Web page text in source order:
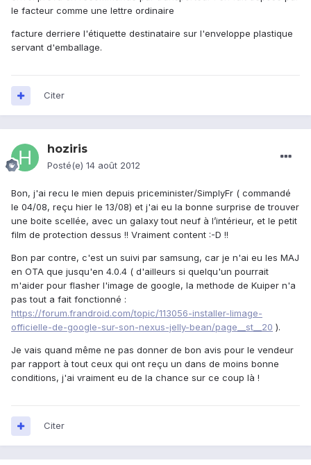
le facteur comme une lettre ordinaire
facture derriere l'étiquette destinataire sur l'enveloppe plastique
servant d'emballage.
Citer
hoziris
Posté(e) 14 août 2012
Bon, j'ai recu le mien depuis priceminister/SimplyFr ( commandé
le 04/08, reçu hier le 13/08) et j'ai eu la bonne surprise de trouver
une boite scellée, avec un galaxy tout neuf à l’intérieur, et le petit
film de protection dessus !! Vraiment content :-D !!
Bon par contre, c'est un suivi par samsung, car je n'ai eu les MAJ
en OTA que jusqu'en 4.0.4 ( d'ailleurs si quelqu'un pourrait
m'aider pour flasher l'image de google, la methode de Kuiper n'a
pas tout a fait fonctionné :
https://forum.frandroid.com/topic/113056-installer-limage-
officielle-de-google-sur-son-nexus-jelly-bean/page__st__20 ).
Je vais quand même ne pas donner de bon avis pour le vendeur
par rapport à tout ceux qui ont reçu un dans de moins bonne
conditions, j'ai vraiment eu de la chance sur ce coup là !
Citer